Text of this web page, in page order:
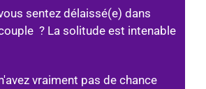
sentez délaissé(e) dans
? La solitude est intenable
vraiment pas de chance